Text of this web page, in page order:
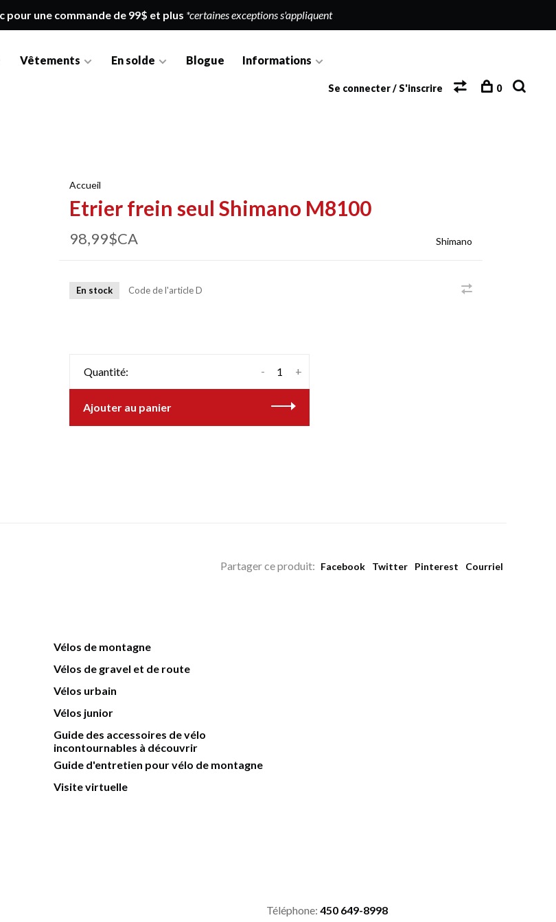
une commande de 99$ et plus *certaines exceptions s'appliquent
Vêtements En solde Blogue Informations
Se connecter / S'inscrire 0
Accueil
Etrier frein seul Shimano M8100
98,99$CA Shimano
En stock Code de l'articleD
Quantité: +
-
Ajouter au panier
Partager ce produit: Facebook Twitter Pinterest Courriel
Vélos de montagne
Vélos de gravel et de route
Vélos urbain
Vélos junior
Guide des accessoires de vélo
incontournables à découvrir
Guide d'entretien pour vélo de montagne
Visite virtuelle
Téléphone: 450 649-8998